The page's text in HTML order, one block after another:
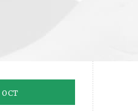
OCT